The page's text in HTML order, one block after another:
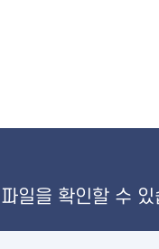
일을 확인할 수 있